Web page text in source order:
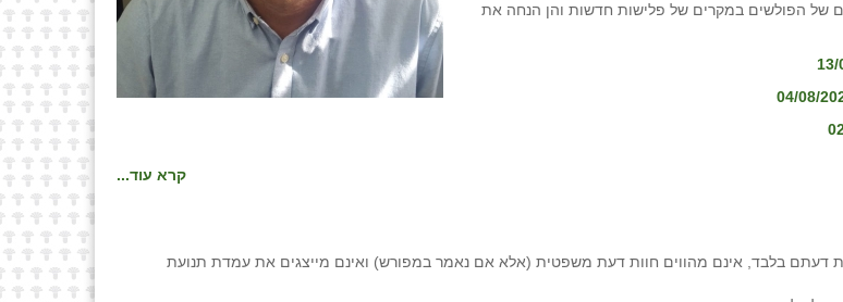
של הפולשים במקרים של פלישות חדשות והן הנחה את
קרא עוד...
דעתם בלבד, אינם מהווים חוות דעת משפטית (אלא אם נאמר במפורש) ואינם מייצגים את עמדת תנועת